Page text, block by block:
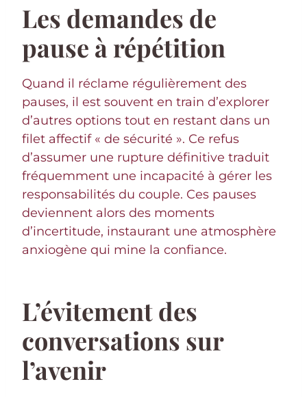
Les demandes de
pause à répétition
Quand il réclame régulièrement des
pauses, il est souvent en train d’explorer
d’autres options tout en restant dans un
filet affectif « de sécurité ». Ce refus
d’assumer une rupture définitive traduit
fréquemment une incapacité à gérer les
responsabilités du couple. Ces pauses
deviennent alors des moments
d’incertitude, instaurant une atmosphère
anxiogène qui mine la confiance.
L’évitement des
conversations sur
l’avenir